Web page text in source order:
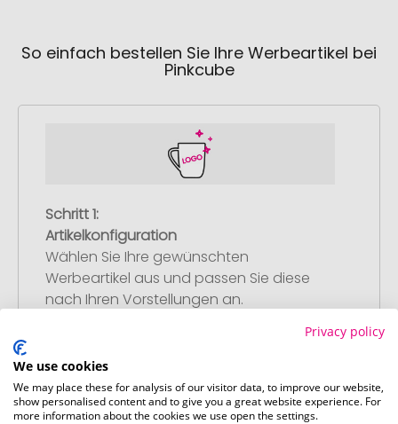
So einfach bestellen Sie Ihre Werbeartikel bei
Pinkcube
Schritt 1:
Artikelkonfiguration
Wählen Sie Ihre gewünschten
Werbeartikel aus und passen Sie diese
nach Ihren Vorstellungen an.
Privacy policy
We use cookies
We may place these for analysis of our visitor data, to improve our website,
show personalised content and to give you a great website experience. For
more information about the cookies we use open the settings.